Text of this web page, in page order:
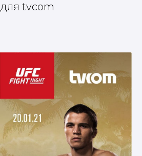
для tvcom